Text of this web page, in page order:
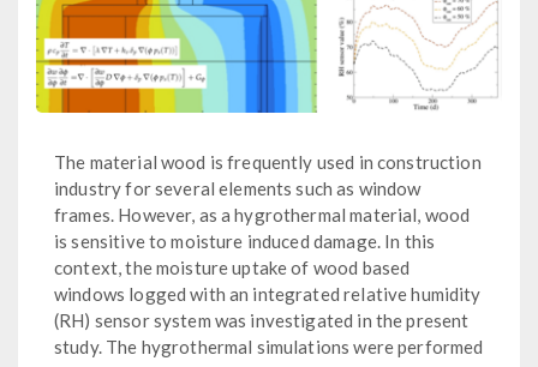
The material wood is frequently used in construction
industry for several elements such as window
frames. However, as a hygrothermal material, wood
is sensitive to moisture induced damage. In this
context, the moisture uptake of wood based
windows logged with an integrated relative humidity
(RH) sensor system was investigated in the present
study. The hygrothermal simulations were performed